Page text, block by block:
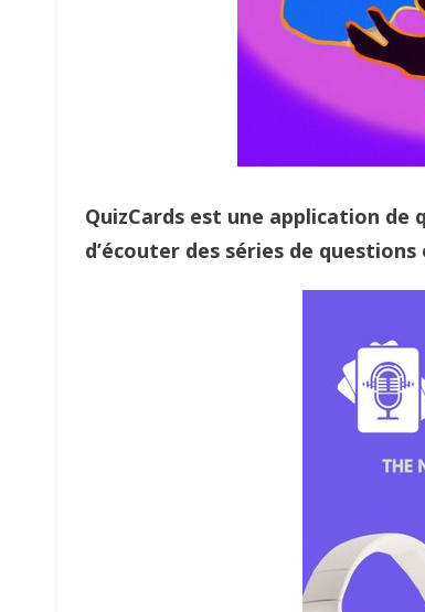
QuizCards est une application
d’écouter des séries de